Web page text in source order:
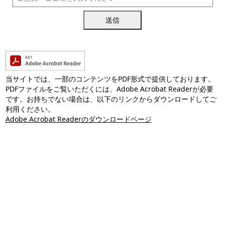
送信
当サイトでは、一部のコンテンツをPDF形式で提供しております。
PDFファイルをご覧いただくには、Adobe Acrobat Readerが必要
です。お持ちでない場合は、以下のリンクからダウンロードしてご
利用ください。
Adobe Acrobat Readerのダウンロードページ